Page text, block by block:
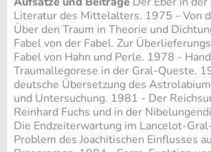
Literatur des Mittelalters. 1975 - Von
Über den Traum in Theorie und
Fabel von der Fabel. Zur
Fabel von Hahn und Perle. 1978 -
Traumallegorese in der Gral-Queste.
deutsche Übersetzung des
und Untersuchung. 1981 - Der
Reinhard Fuchs und in der
Die Endzeiterwartung im Lancelot-
Problem des Joachitischen Einflusses